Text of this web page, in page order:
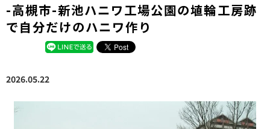
-高槻市-新池ハニワ工場公園の埴輪工房跡
で自分だけのハニワ作り
2026.05.22